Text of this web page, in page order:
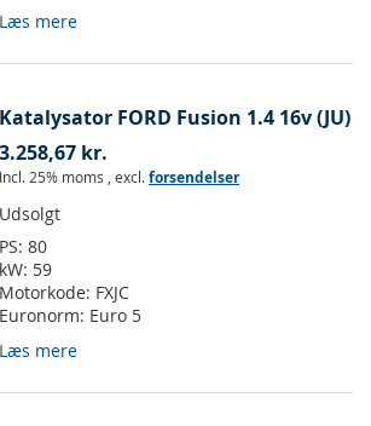
Læs mere
Katalysator FORD Fusion 1.4 16v (JU)
3.258,67 kr.
Incl. 25% moms , excl.forsendelser
Udsolgt
PS: 80
kW: 59
Motorkode: FXJC
Euronorm: Euro 5
Læs mere